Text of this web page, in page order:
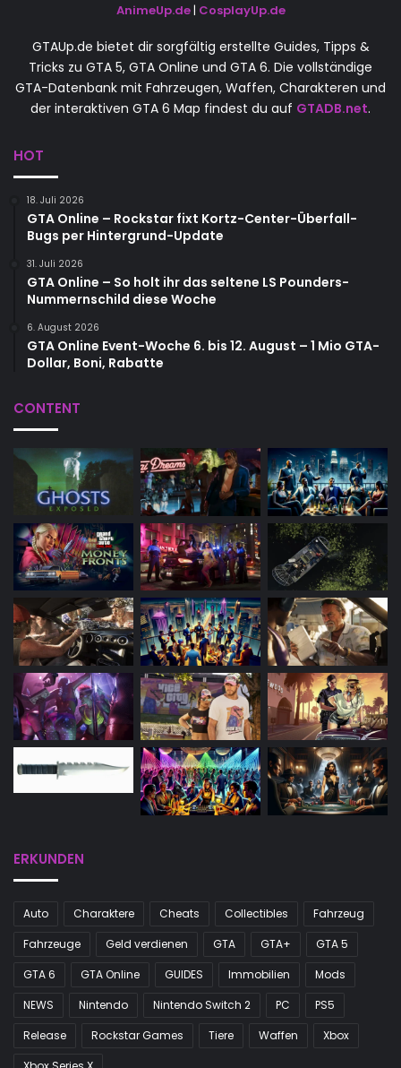
AnimeUp.de| CosplayUp.de
GTAUp.de bietet dir sorgfältig erstellte Guides, Tipps &
Tricks zu GTA 5, GTA Online und GTA 6. Die vollständige
GTA-Datenbank mit Fahrzeugen, Waffen, Charakteren und
der interaktiven GTA 6 Map findest du auf GTADB.net.
HOT
18. Juli 2026
GTA Online – Rockstar fixt Kortz-Center-Überfall-
Bugs per Hintergrund-Update
31. Juli 2026
GTA Online – So holt ihr das seltene LS Pounders-
Nummernschild diese Woche
6. August 2026
GTA Online Event-Woche 6. bis 12. August – 1 Mio GTA-
Dollar, Boni, Rabatte
CONTENT
ERKUNDEN
Auto Charaktere Cheats Collectibles
Fahrzeug
Fahrzeuge
Geld verdienen GTA GTA+
GTA 5
GTA 6
GTA Online GUIDES Immobilien
Mods
NEWS
Nintendo Nintendo Switch 2 PC
PS5
Release
Rockstar Games Tiere Waffen
Xbox